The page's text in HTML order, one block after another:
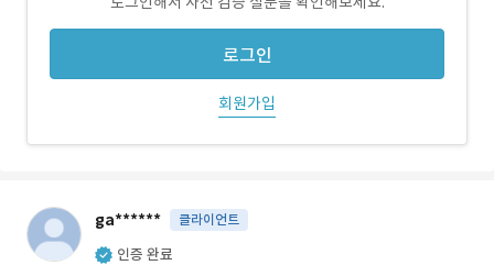
로그인
회원가입
ga****** 클라이언트
인증 완료